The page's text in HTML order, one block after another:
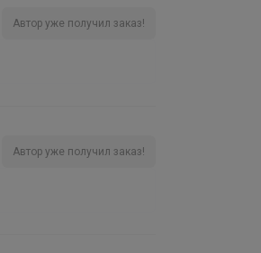
Автор уже получил заказ!
Автор уже получил заказ!